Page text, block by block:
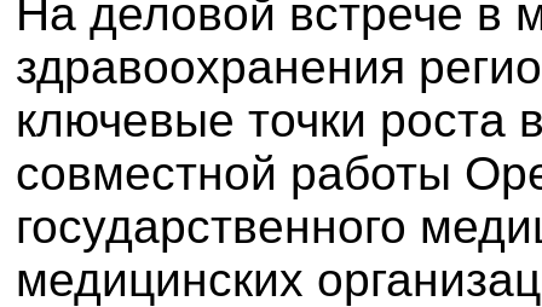
На деловой встрече в
здравоохранения
ключевые точки роста
совместной работы
государственного
медицинских